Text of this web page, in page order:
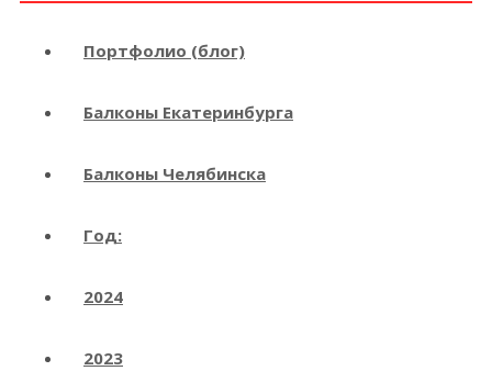
Портфолио (блог)
Балконы Екатеринбурга
Балконы Челябинска
Год:
2024
2023